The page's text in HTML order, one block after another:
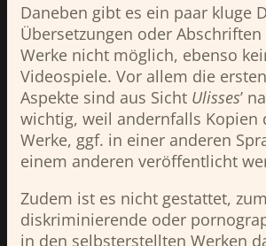
Daneben gibt es ein paar kluge
Übersetzungen oder
Werke nicht möglich, ebenso
Videospiele. Vor allem die
Aspekte sind aus Sicht Ulisses’
wichtig, weil andernfalls Kopien
Werke, ggf. in einer anderen
einem anderen veröffentlicht
Zudem ist es nicht gestattet,
diskriminierende oder
in den selbsterstellten Werken